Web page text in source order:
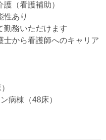
（看護補助）
性あり
務いただけます
から看護師へのキャリア
病棟（48床）